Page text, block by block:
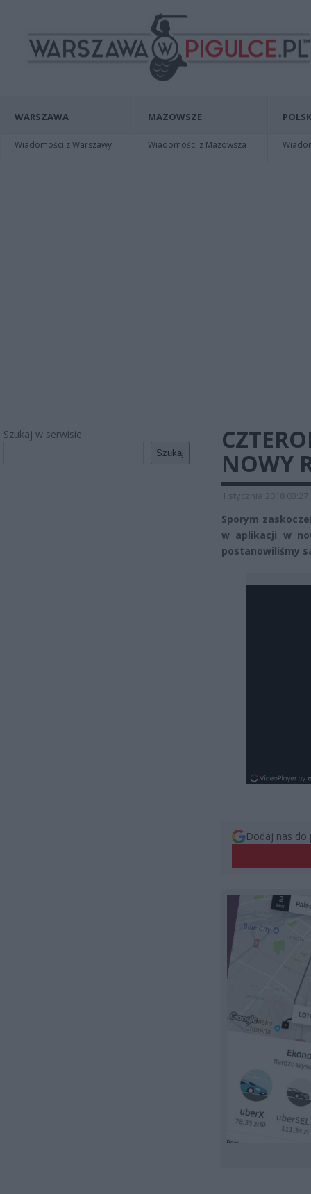
WARSZAWA
Wiadomości z Warszawy
MAZOWSZE
Wiadomości z Mazowsza
Szukaj w serwisie
Szukaj
NOWY
1 stycznia 2018 03:27
Sporym
w aplikacji w
postanowiliśmy
Dodaj nas do